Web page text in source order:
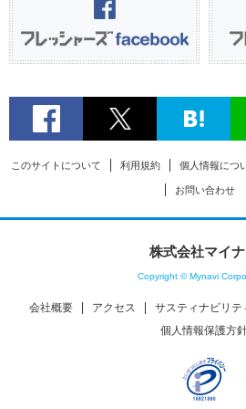
このサイトについて 利用規約 個人情報につ
お問い合わせ
株式会社マイ
Copyright © Mynavi
会社概要 アクセス サスティナビリテ
個人情報保護方